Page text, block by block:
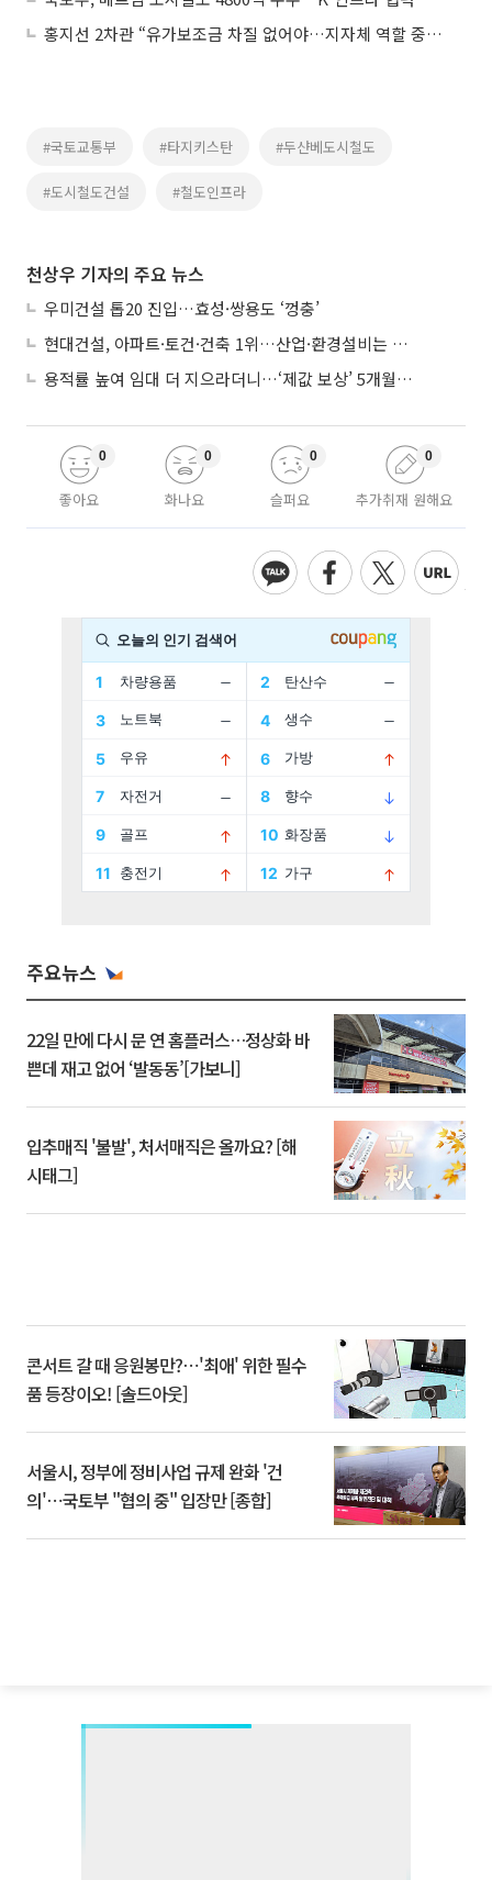
홍지선 2차관 “유가보조금 차질 없어야…지자체 역할 중요”
#국토교통부 #타지키스탄 #두샨베도시철도
#도시철도건설 #철도인프라
천상우 기자의 주요 뉴스
우미건설 톱20 진입…효성·쌍용도 ‘껑충’
현대건설, 아파트·토건·건축 1위…산업·환경설비는 삼성E&A
용적률 높여 임대 더 지으라더니…‘제값 보상’ 5개월째 국회에 발목
좋아요
0
화나요
0
슬퍼요
0
추가취재 원해요
0
주요뉴스
22일 만에 다시 문 연 홈플러스…정상화 바
쁜데 재고 없어 ‘발동동’[가보니]
입추매직 '불발', 처서매직은 올까요? [해
시태그]
콘서트 갈 때 응원봉만?⋯'최애' 위한 필수
품 등장이오! [솔드아웃]
서울시, 정부에 정비사업 규제 완화 '건
의'⋯국토부 "협의 중" 입장만 [종합]